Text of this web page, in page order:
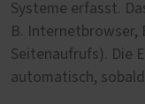
Systeme erfasst.
B. Internetbrowser,
Seitenaufrufs). Die
automatisch,